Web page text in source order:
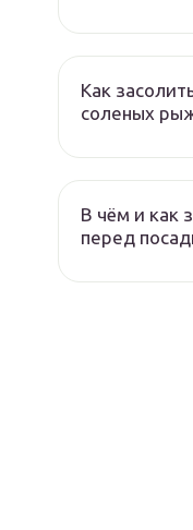
Как
соленых
В чём и как
перед